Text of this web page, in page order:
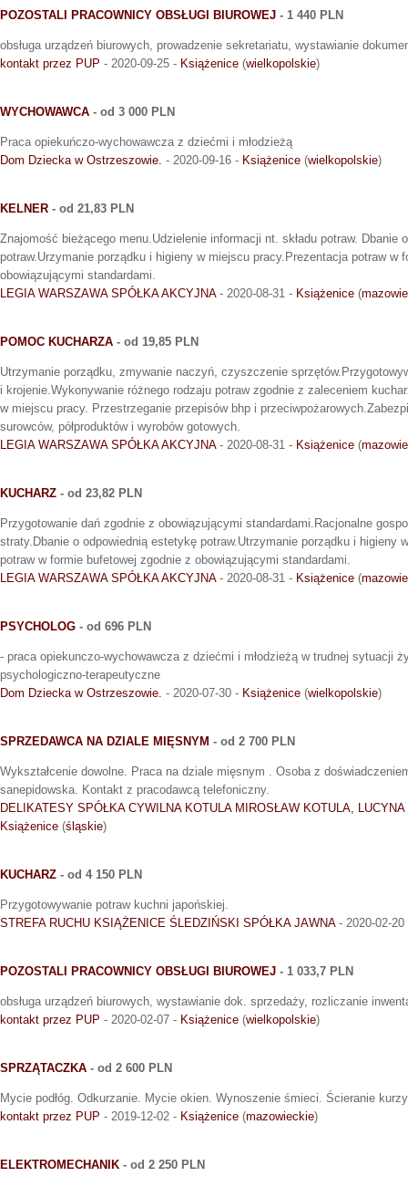
POZOSTALI PRACOWNICY OBSŁUGI BIUROWEJ - 1 440 PLN
obsługa urządzeń biurowych, prowadzenie sekretariatu, wystawianie
kontakt przez PUP - 2020-09-25 - Książenice (wielkopolskie)
WYCHOWAWCA - od 3 000 PLN
Praca opiekuńczo-wychowawcza z dziećmi i młodzieżą
Dom Dziecka w Ostrzeszowie. - 2020-09-16 - Książenice (wielkopolskie)
KELNER - od 21,83 PLN
Znajomość bieżącego menu.Udzielenie informacji nt. składu potraw. Dbanie
potraw.Urzymanie porządku i higieny w miejscu pracy.Prezentacja potraw w
obowiązującymi standardami.
LEGIA WARSZAWA SPÓŁKA AKCYJNA- 2020-08-31 - Książenice (
POMOC KUCHARZA - od 19,85 PLN
Utrzymanie porządku, zmywanie naczyń, czyszczenie
i krojenie.Wykonywanie różnego rodzaju potraw zgodnie z zaleceniem
w miejscu pracy. Przestrzeganie przepisów bhp i
surowców, półproduktów i wyrobów gotowych.
LEGIA WARSZAWA SPÓŁKA AKCYJNA- 2020-08-31 - Książenice (
KUCHARZ - od 23,82 PLN
Przygotowanie dań zgodnie z obowiązującymi standardami.Racjonalne
straty.Dbanie o odpowiednią estetykę potraw.Utrzymanie porządku i higieny
potraw w formie bufetowej zgodnie z obowiązującymi standardami.
LEGIA WARSZAWA SPÓŁKA AKCYJNA- 2020-08-31 - Książenice (
PSYCHOLOG - od 696 PLN
- praca opiekunczo-wychowawcza z dziećmi i młodzieżą w trudnej sytuacji
psychologiczno-terapeutyczne
Dom Dziecka w Ostrzeszowie. - 2020-07-30 - Książenice (wielkopolskie)
SPRZEDAWCA NA DZIALE MIĘSNYM - od 2 700 PLN
Wykształcenie dowolne. Praca na dziale mięsnym . Osoba z
sanepidowska. Kontakt z pracodawcą telefoniczny.
DELIKATESY SPÓŁKA CYWILNA KOTULA MIROSŁAW KOTULA, LUCYNA
Książenice (śląskie)
KUCHARZ - od 4 150 PLN
Przygotowywanie potraw kuchni japońskiej.
STREFA RUCHU KSIĄŻENICE ŚLEDZIŃSKI SPÓŁKA JAWNA- 2020-02-
POZOSTALI PRACOWNICY OBSŁUGI BIUROWEJ - 1 033,7 PLN
obsługa urządzeń biurowych, wystawianie dok. sprzedaży, rozliczanie
kontakt przez PUP - 2020-02-07 - Książenice (wielkopolskie)
SPRZĄTACZKA - od 2 600 PLN
Mycie podłóg. Odkurzanie. Mycie okien. Wynoszenie śmieci. Ścieranie
kontakt przez PUP - 2019-12-02 - Książenice (mazowieckie)
ELEKTROMECHANIK - od 2 250 PLN